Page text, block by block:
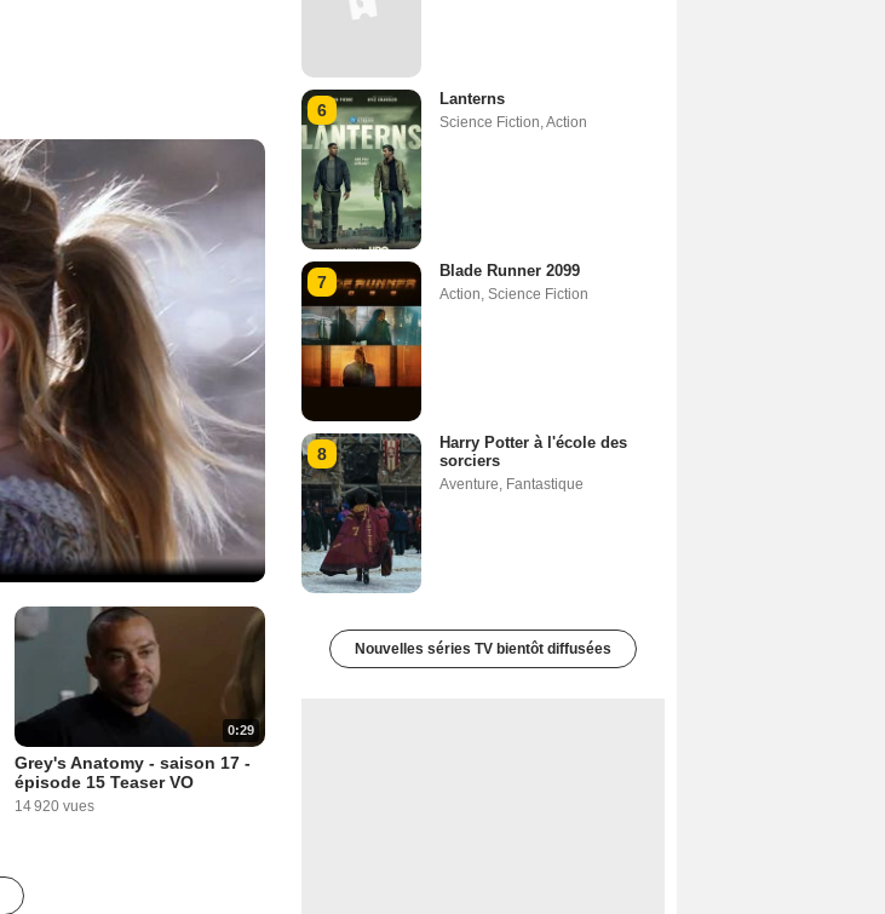
0:29
Grey's Anatomy - saison 17 -
épisode 15 Teaser VO
14 920 vues
6
Lanterns
Science Fiction Action
7
Blade Runner 2099
Action Science Fiction
8
Harry Potter à l'école des
sorciers
Aventure Fantastique
Nouvelles séries TV bientôt diffusées